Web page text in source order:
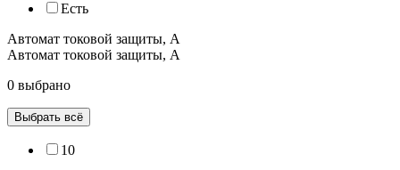
Есть
Автомат токовой защиты, А
Автомат токовой защиты, А
0 выбрано
Выбрать всё
10